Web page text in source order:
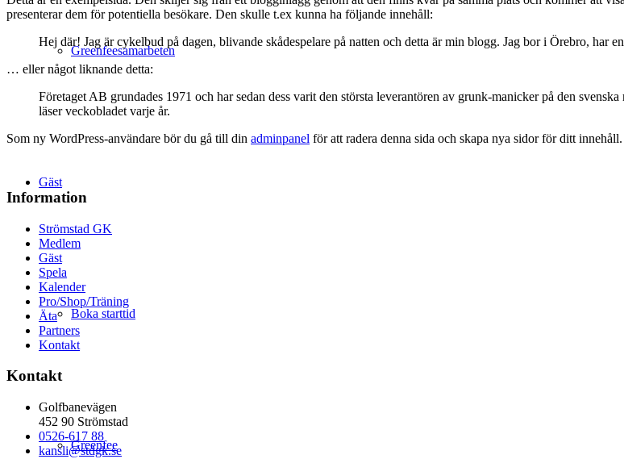
Greenfeesamarbeten
Gäst
Boka starttid
Greenfee
presenterar dem för potentiella besökare. Den skulle t.ex kunna ha följande innehåll:
Hej där! Jag är cykelbud på dagen, blivande skådespelare på natten och detta är min blogg. Jag bor i Örebro, har
… eller något liknande detta:
Företaget AB grundades 1971 och har sedan dess varit den största leverantören av grunk-manicker på den
läser veckobladet varje år.
Som ny WordPress-användare bör du gå till din adminpanel för att radera denna sida och skapa nya sidor för ditt
Information
Strömstad GK
Medlem
Gäst
Spela
Kalender
Pro/Shop/Träning
Äta
Partners
Kontakt
Kontakt
Golfbanevägen
452 90 Strömstad
0526-617 88
kansli@stdgk.se